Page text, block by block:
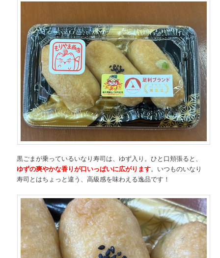
黒ごまが乗っているいなり寿司は、ゆず入り。ひと口頬張ると、
ゆずの爽やかな香りが口いっぱいに広がります。いつものいなり
寿司とはちょっと違う、高級感を味わえる逸品です！